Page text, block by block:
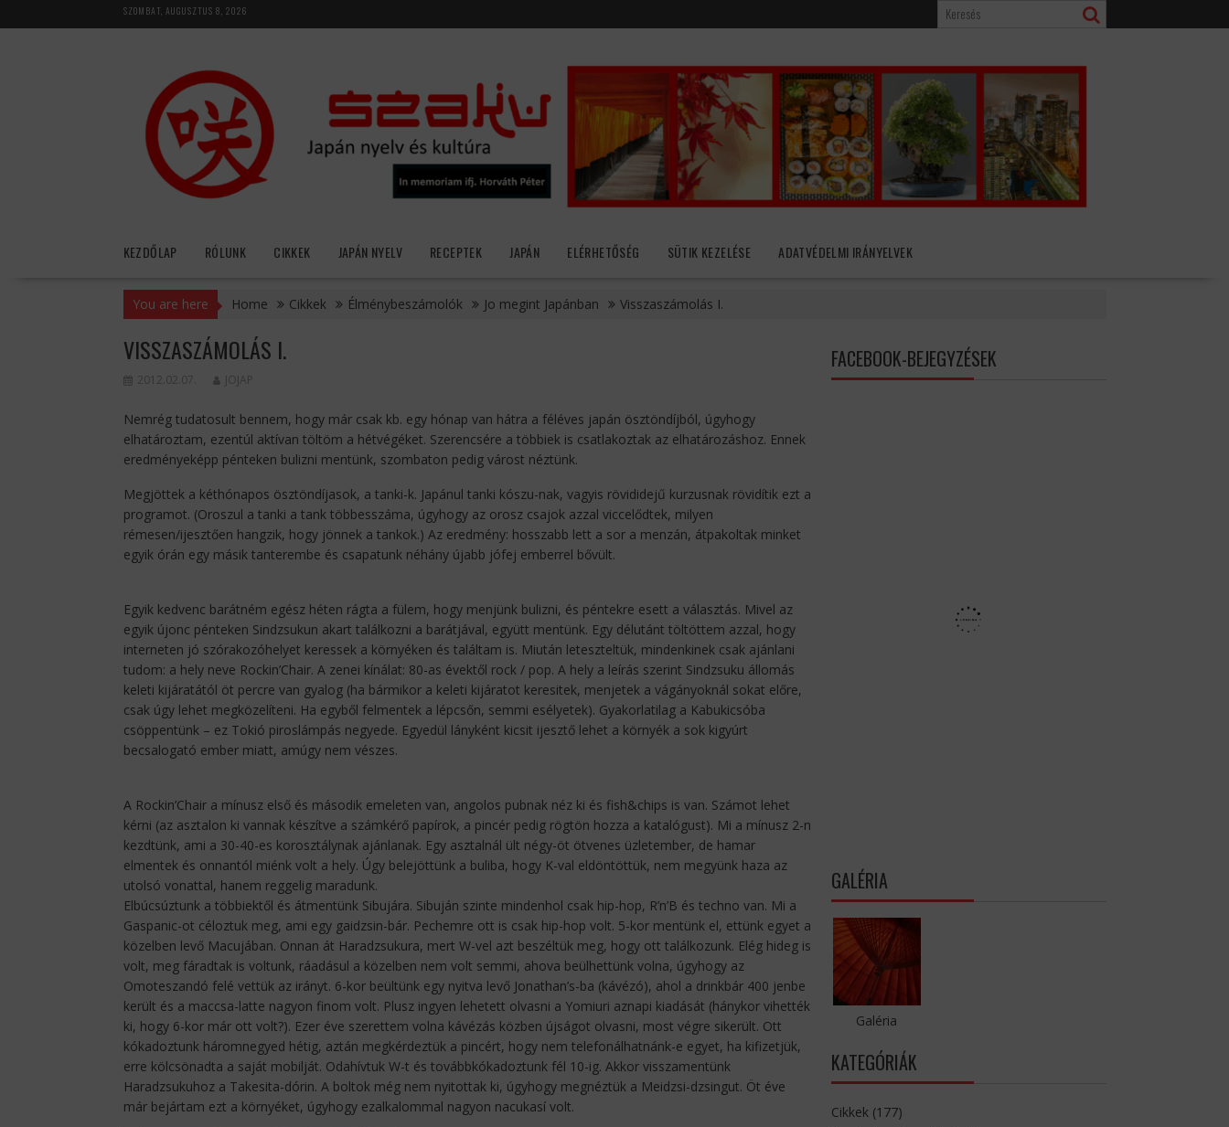
to
SZOMBAT, AUGUSZTUS 8, 2026
KEZDŐLAP RÓLUNK CIKKEK JAPÁN NYELV RECEPTEK JAPÁN ELÉRHETŐSÉG SÜTIK KEZELÉSE ADATVÉDELMI IRÁNYELVEK
You are here Home Cikkek Élménybeszámolók Jo megint Japánban Visszaszámolás I.
VISSZASZÁMOLÁS I.
2012.02.07. JOJAP
Nemrég tudatosult bennem, hogy már csak kb. egy hónap van hátra a féléves japán ösztöndíjból, úgyhogy
elhatároztam, ezentúl aktívan töltöm a hétvégéket. Szerencsére a többiek is csatlakoztak az elhatározáshoz. Ennek
eredményeképp pénteken bulizni mentünk, szombaton pedig várost néztünk.
Megjöttek a kéthónapos ösztöndíjasok, a tanki-k. Japánul tanki kószu-nak, vagyis rövididejű kurzusnak rövidítik ezt a
programot. (Oroszul a tanki a tank többesszáma, úgyhogy az orosz csajok azzal viccelődtek, milyen
rémesen/ijesztően hangzik, hogy jönnek a tankok.) Az eredmény: hosszabb lett a sor a menzán, átpakoltak minket
egyik órán egy másik tanterembe és csapatunk néhány újabb jófej emberrel bővült.
Egyik kedvenc barátném egész héten rágta a fülem, hogy menjünk bulizni, és péntekre esett a választás. Mivel az
egyik újonc pénteken Sindzsukun akart találkozni a barátjával, együtt mentünk. Egy délutánt töltöttem azzal, hogy
interneten jó szórakozóhelyet keressek a környéken és találtam is. Miután leteszteltük, mindenkinek csak ajánlani
tudom: a hely neve Rockin’Chair. A zenei kínálat: 80-as évektől rock / pop. A hely a leírás szerint Sindzsuku állomás
keleti kijáratától öt percre van gyalog (ha bármikor a keleti kijáratot keresitek, menjetek a vágányoknál sokat előre,
csak úgy lehet megközelíteni. Ha egyből felmentek a lépcsőn, semmi esélyetek). Gyakorlatilag a Kabukicsóba
csöppentünk – ez Tokió piroslámpás negyede. Egyedül lányként kicsit ijesztő lehet a környék a sok kigyúrt
becsalogató ember miatt, amúgy nem vészes.
A Rockin’Chair a mínusz első és második emeleten van, angolos pubnak néz ki és fish&chips is van. Számot lehet
kérni (az asztalon ki vannak készítve a számkérő papírok, a pincér pedig rögtön hozza a katalógust). Mi a mínusz 2-n
kezdtünk, ami a 30-40-es korosztálynak ajánlanak. Egy asztalnál ült négy-öt ötvenes üzletember, de hamar
elmentek és onnantól miénk volt a hely. Úgy belejöttünk a buliba, hogy K-val eldöntöttük, nem megyünk haza az
utolsó vonattal, hanem reggelig maradunk.
Elbúcsúztunk a többiektől és átmentünk Sibujára. Sibuján szinte mindenhol csak hip-hop, R’n’B és techno van. Mi a
Gaspanic-ot céloztuk meg, ami egy gaidzsin-bár. Pechemre ott is csak hip-hop volt. 5-kor mentünk el, ettünk egyet a
közelben levő Macujában. Onnan át Haradzsukura, mert W-vel azt beszéltük meg, hogy ott találkozunk. Elég hideg is
volt, meg fáradtak is voltunk, ráadásul a közelben nem volt semmi, ahova beülhettünk volna, úgyhogy az
Omoteszandó felé vettük az irányt. 6-kor beültünk egy nyitva levő Jonathan’s-ba (kávézó), ahol a drinkbár 400 jenbe
került és a maccsa-latte nagyon finom volt. Plusz ingyen lehetett olvasni a Yomiuri aznapi kiadását (hánykor vihették
ki, hogy 6-kor már ott volt?). Ezer éve szerettem volna kávézás közben újságot olvasni, most végre sikerült. Ott
kókadoztunk háromnegyed hétig, aztán megkérdeztük a pincért, hogy nem telefonálhatnánk-e egyet, ha kifizetjük,
erre kölcsönadta a saját mobilját. Odahívtuk W-t és továbbkókadoztunk fél 10-ig. Akkor visszamentünk
Haradzsukuhoz a Takesita-dórin. A boltok még nem nyitottak ki, úgyhogy megnéztük a Meidzsi-dzsingut. Öt éve
már bejártam ezt a környéket, úgyhogy ezalkalommal nagyon nacukasí volt.
FACEBOOK-BEJEGYZÉSEK
GALÉRIA
Galéria
KATEGÓRIÁK
Cikkek(177)